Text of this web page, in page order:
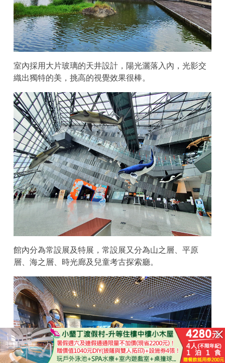
室內採用大片玻璃的天井設計，陽光灑落入內，光影交
織出獨特的美，挑高的視覺效果很棒。
館內分為常設展及特展，常設展又分為山之層、平原
層、海之層、時光廊及兒童考古探索廳。
已結束